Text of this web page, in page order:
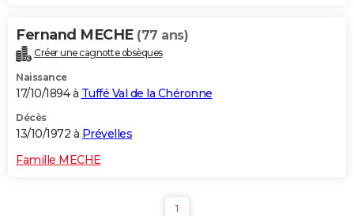
Fernand MECHE (77 ans)
Créer une cagnotte obsèques
Naissance
17/10/1894 à Tuffé Val de la Chéronne
Décès
13/10/1972 à Prévelles
Famille MECHE
1